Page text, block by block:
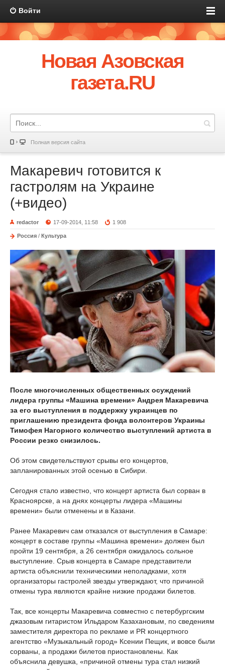
Войти
Новая Азовская
газета.RU
Полная версия сайта
Макаревич готовится к
гастролям на Украине
(+видео)
redactor 17-09-2014, 11:58 1 908
Россия / Культура
После многочисленных общественных осуждений
лидера группы «Машина времени» Андрея Макаревича
за его выступления в поддержку украинцев по
приглашению президента фонда волонтеров Украины
Тимофея Нагорного количество выступлений артиста в
России резко снизилось.
Об этом свидетельствуют срывы его концертов,
запланированных этой осенью в Сибири.
Сегодня стало известно, что концерт артиста был сорван в
Красноярске, а на днях концерты лидера «Машины
времени» были отменены и в Казани.
Ранее Макаревич сам отказался от выступления в Самаре:
концерт в составе группы «Машина времени» должен был
пройти 19 сентября, а 26 сентября ожидалось сольное
выступление. Срыв концерта в Самаре представители
артиста объяснили техническими неполадками, хотя
организаторы гастролей звезды утверждают, что причиной
отмены тура являются крайне низкие продажи билетов.
Так, все концерты Макаревича совместно с петербургским
джазовым гитаристом Ильдаром Казахановым, по сведениям
заместителя директора по рекламе и PR концертного
агентство «Музыкальный город» Ксении Пещик, и вовсе были
сорваны, а продажи билетов приостановлены. Как
объяснила девушка, «причиной отмены тура стал низкий